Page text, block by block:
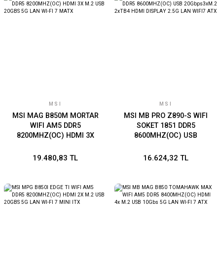
MSI
MSI MAG B850M MORTAR
WIFI AM5 DDR5
8200MHZ(OC) HDMI 3X
WI-FI 7 MATX
19.480,83 TL
MSI
MSI MB PRO Z890-S WIFI
SOKET 1851 DDR5
8600MHZ(OC) USB
DISPLAY 2.5G LAN WIFI7
16.624,32 TL